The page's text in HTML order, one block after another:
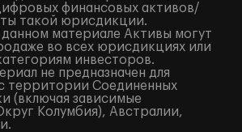
финансовых активов/
такой юрисдикции.
материале Активы могут
во всех юрисдикциях или
инвесторов.
не предназначен для
территории Соединенных
(включая зависимые
Колумбия), Австралии,